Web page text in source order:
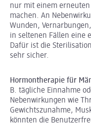
nur mit einem
machen. An
Wunden,
in seltenen Fällen eine
Dafür ist die
sehr sicher.
Hormontherapie für
B. tägliche Einnahme
Nebenwirkungen wie
Gewichtszunahme,
könnten die